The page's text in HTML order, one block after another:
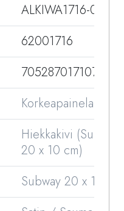
ALKIWA1716-01
62001716
7052870171079
Hiekkakivi (Subway
20 x 10 cm)
Subway 20 x 10 cm